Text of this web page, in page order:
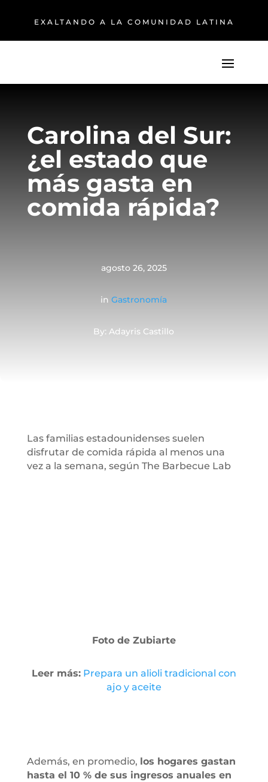
EXALTANDO A LA COMUNIDAD LATINA
Carolina del Sur:
¿el estado que
más gasta en
comida rápida?
agosto 26, 2025
inGastronomía
By: Adayris Castillo
Las familias estadounidenses suelen
disfrutar de comida rápida al menos una
vez a la semana, según The Barbecue Lab
Foto de Zubiarte
Leer más: Prepara un alioli tradicional con
ajo y aceite
Además, en promedio, los hogares gastan
hasta el 10 % de sus ingresos anuales en